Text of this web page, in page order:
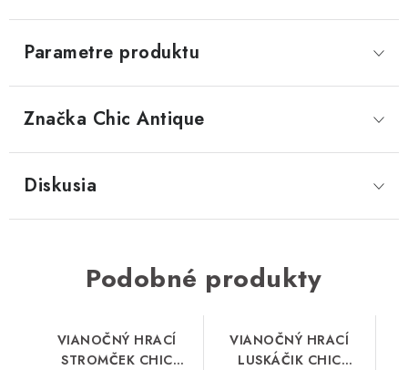
Parametre produktu
Značka Chic Antique
Diskusia
Podobné produkty
VIANOČNÝ HRACÍ
STROMČEK CHIC
VIANOČNÝ HRACÍ
LUSKÁČIK CHIC